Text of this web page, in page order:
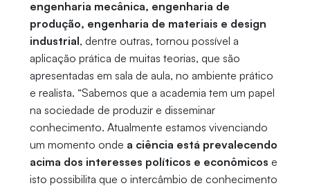
engenharia mecânica, engenharia de
produção, engenharia de materiais e design
industrial, dentre outras, tornou possível a
aplicação prática de muitas teorias, que são
apresentadas em sala de aula, no ambiente prático
e realista. “Sabemos que a academia tem um papel
na sociedade de produzir e disseminar
conhecimento. Atualmente estamos vivenciando
um momento onde a ciência está prevalecendo
acima dos interesses políticos e econômicos e
isto possibilita que o intercâmbio de conhecimento